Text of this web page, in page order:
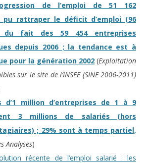
de l’emploi de 51 162
pu rattraper le déficit d’emploi (96
du fait des 59 454 entreprises
depuis 2006 ; la tendance est à
pour la génération 2002(Exploitation
sur le site de l’INSEE (SINE 2006-2011)
d’1 million d’entreprises de 1 à 9
3 millions de salariés (hors
; 29% sont à temps partiel,
Analyses)
récente de l’emploi salarié : les